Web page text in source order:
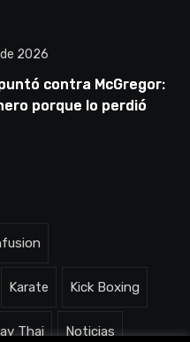
2026
contra McGregor:
porque lo perdió
Karate Kick Boxing
Thai Noticias